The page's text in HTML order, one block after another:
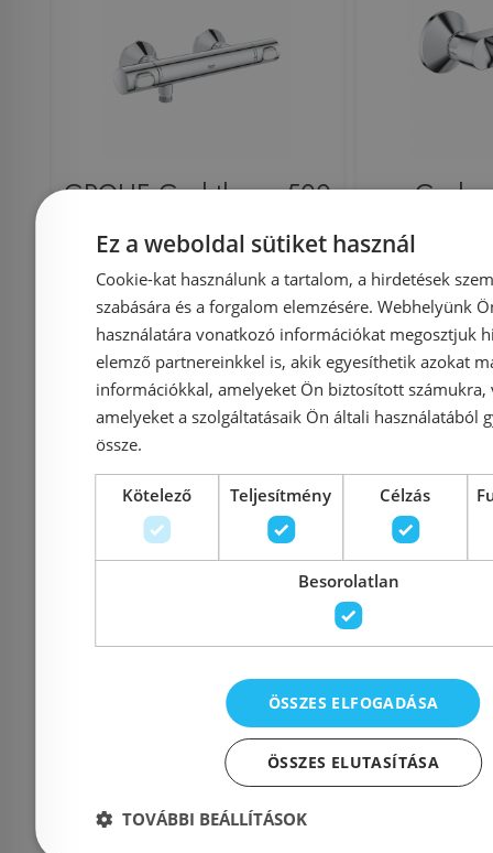
GROHE Grohtherm 500
termosztátos zuhany
csaptelep 34793000
Azonosító: 196385
Cikkszám: 34793000
46 900 Ft38 580 Ft
Kosárba
Grohe
25 490 Ft
Ez a weboldal sütiket használ
Cookie-kat használunk a tartalom, a hirdetések
szabására és a forgalom elemzésére. Webhelyünk
használatára vonatkozó információkat megosztjuk
elemző partnereinkkel is, akik egyesíthetik azokat
információkkal, amelyeket Ön biztosított számukra,
amelyeket a szolgáltatásaik Ön általi használatából
össze.
Kötelező Teljesítmény Célzás
Besorolatlan
ÖSSZES ELFOGADÁSA
ÖSSZES ELUTASÍTÁSA
TOVÁBBI BEÁLLÍTÁSOK